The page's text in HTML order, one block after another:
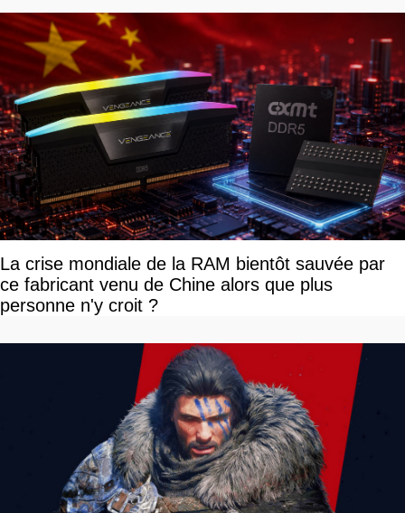
La crise mondiale de la RAM bientôt sauvée par
ce fabricant venu de Chine alors que plus
personne n'y croit ?